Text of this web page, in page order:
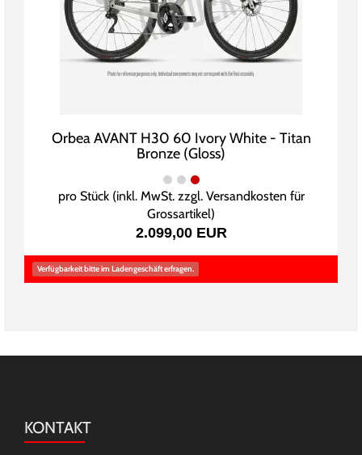
Orbea AVANT H30 60 Ivory White - Titan
Bronze (Gloss)
pro Stück (inkl. MwSt. zzgl. Versandkosten für
Grossartikel)
2.099,00 EUR
Verfügbarkeit bitte im Ladengeschäft erfragen.
KONTAKT